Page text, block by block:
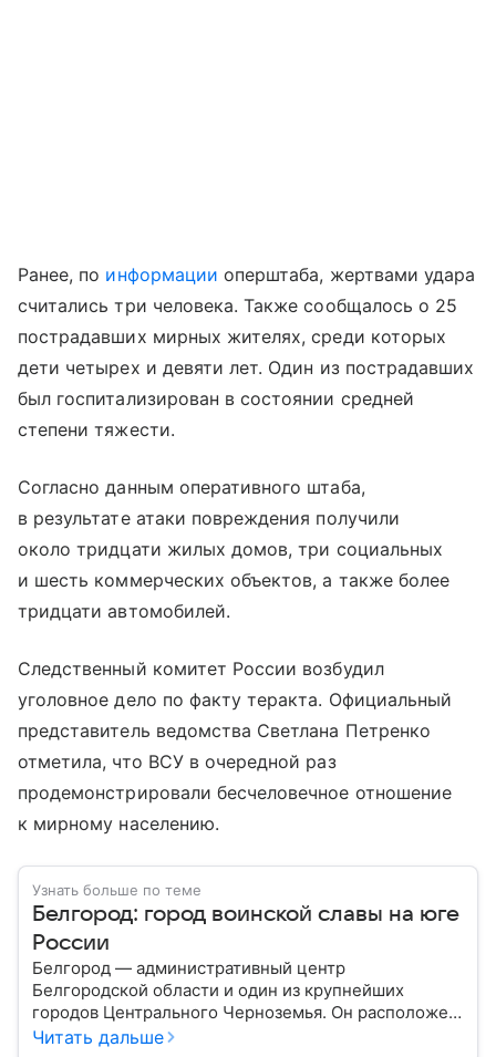
Ранее, по информации оперштаба, жертвами удара
считались три человека. Также сообщалось о 25
пострадавших мирных жителях, среди которых
дети четырех и девяти лет. Один из пострадавших
был госпитализирован в состоянии средней
степени тяжести.
Согласно данным оперативного штаба,
в результате атаки повреждения получили
около тридцати жилых домов, три социальных
и шесть коммерческих объектов, а также более
тридцати автомобилей.
Следственный комитет России возбудил
уголовное дело по факту теракта. Официальный
представитель ведомства Светлана Петренко
отметила, что ВСУ в очередной раз
продемонстрировали бесчеловечное отношение
к мирному населению.
Узнать больше по теме
Белгород: город воинской славы на юге
России
Белгород — административный центр
Белгородской области и один из крупнейших
городов Центрального Черноземья. Он расположен
недалеко от российско-украинской границы и
Читать дальше